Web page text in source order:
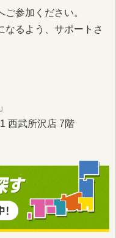
ご参加ください。
なるよう、サポートさ
」
西武所沢店 7階